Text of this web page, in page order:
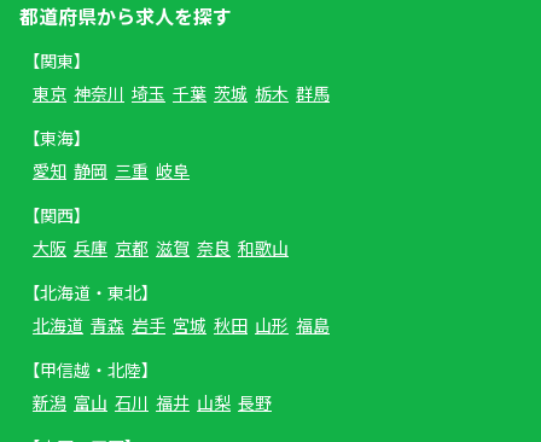
都道府県から求人を探す
【関東】
東京 神奈川 埼玉 千葉 茨城 栃木 群馬
【東海】
愛知 静岡 三重 岐阜
【関西】
大阪 兵庫 京都 滋賀 奈良 和歌山
【北海道・東北】
北海道 青森 岩手 宮城 秋田 山形 福島
【甲信越・北陸】
新潟 富山 石川 福井 山梨 長野